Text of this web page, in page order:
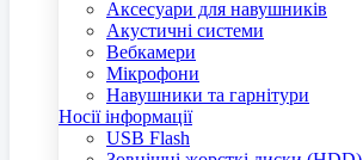
Аксесуари для навушників
Акустичні системи
Вебкамери
Мікрофони
Навушники та гарнітури
Носії інформації
USB Flash